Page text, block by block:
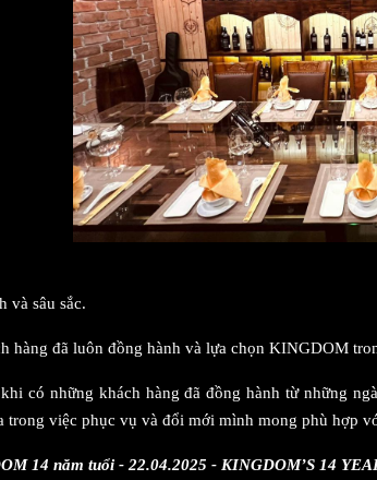
và sâu sắc.
hàng đã luôn đồng hành và lựa chọn KINGDOM
có những khách hàng đã đồng hành từ những
trong việc phục vụ và đổi mới mình mong phù hợp
14 năm tuổi - 22.04.2025 - KINGDOM’S 14